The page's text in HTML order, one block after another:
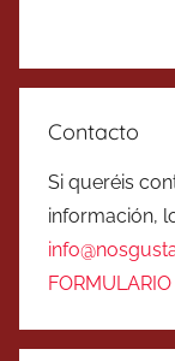
Contacto
Si queréis
información,